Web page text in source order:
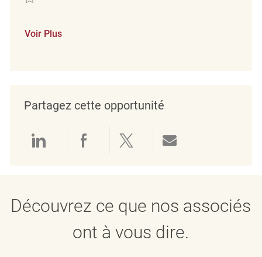
Voir Plus
Partagez cette opportunité
Partager via LinkedIn
Partager via Facebook
Partager via twitter
Découvrez ce que nos associés
ont à vous dire.